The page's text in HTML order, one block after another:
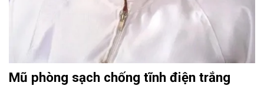
Mũ phòng sạch chống tĩnh điện trắng